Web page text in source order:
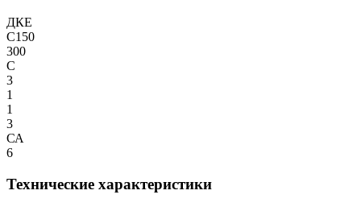
ДКЕ
С150
300
С
3
1
1
3
СА
6
Технические характеристики